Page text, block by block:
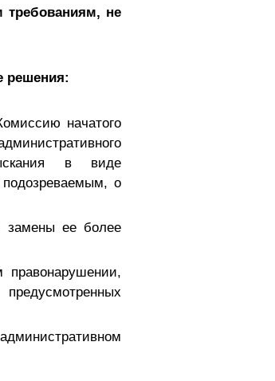
требованиям, не
решения:
начатого
в виде
подозреваемым, о
замены ее более
правонарушении,